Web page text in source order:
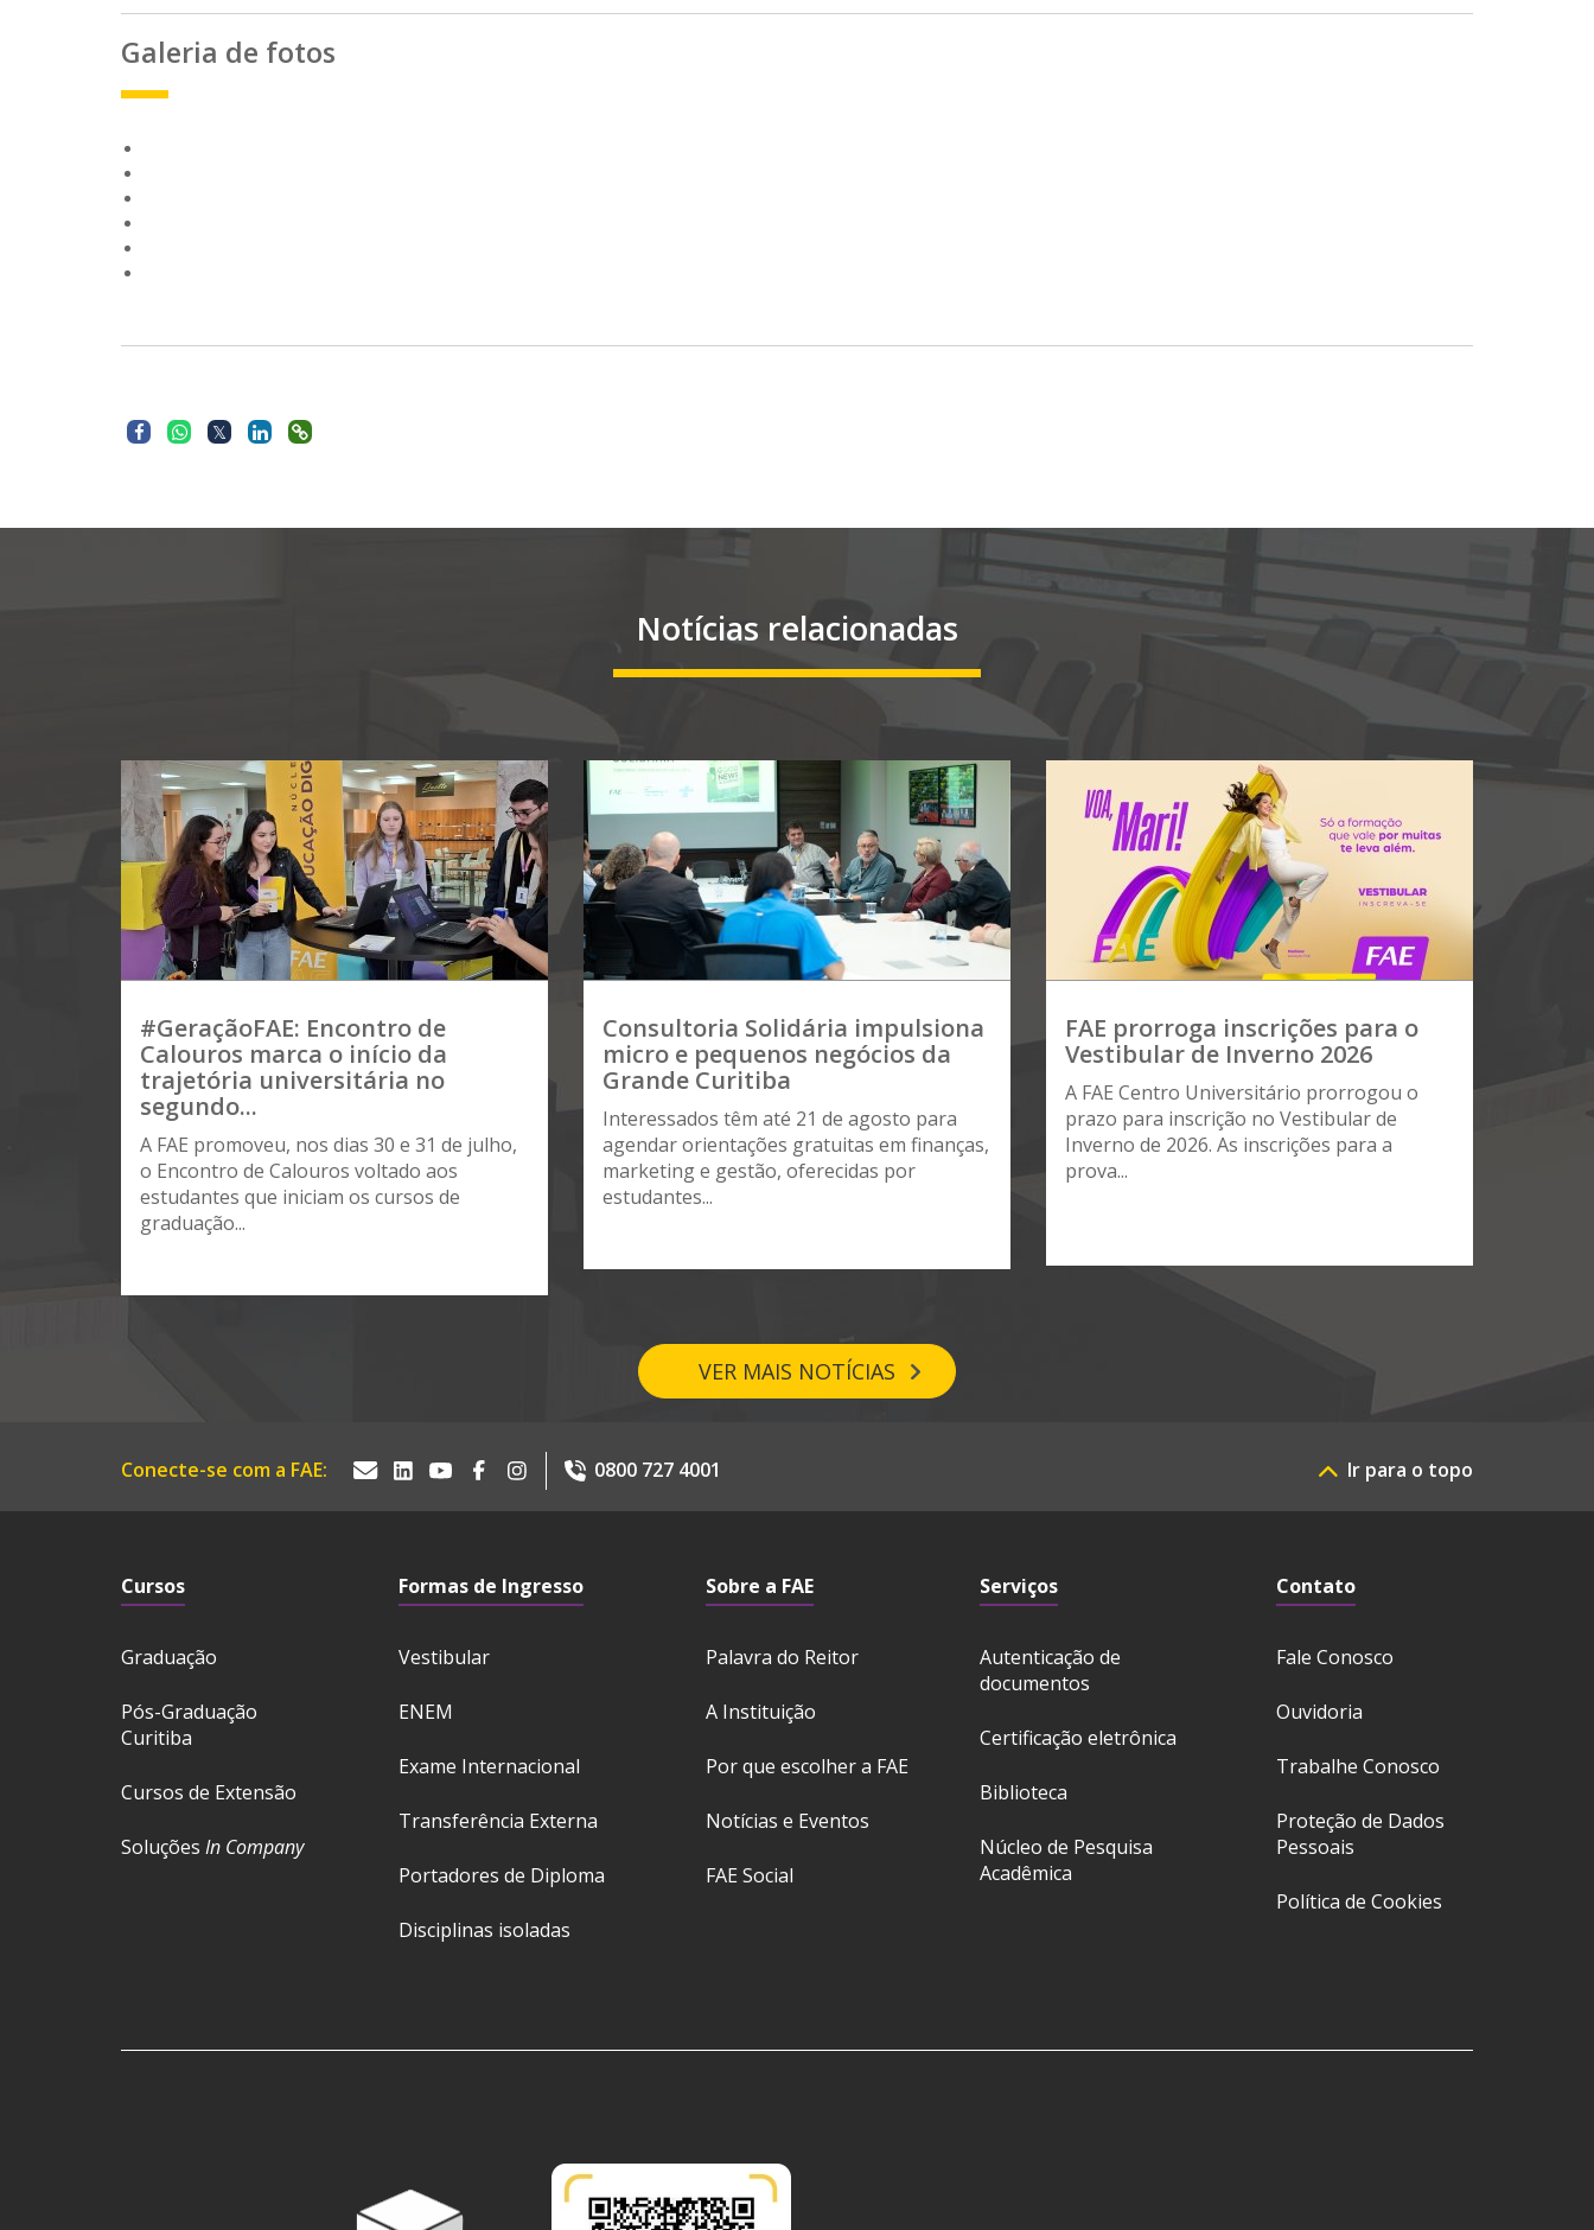
Galeria de fotos
Notícias relacionadas
#GeraçãoFAE: Encontro de
Calouros marca o início da
trajetória universitária no
segundo...
A FAE promoveu, nos dias 30 e 31 de julho,
o Encontro de Calouros voltado aos
estudantes que iniciam os cursos de
graduação...
Consultoria Solidária impulsiona
micro e pequenos negócios da
Grande Curitiba
Interessados têm até 21 de agosto para
agendar orientações gratuitas em finanças,
marketing e gestão, oferecidas por
estudantes...
FAE prorroga inscrições para o
Vestibular de Inverno 2026
A FAE Centro Universitário prorrogou o
prazo para inscrição no Vestibular de
Inverno de 2026. As inscrições para a
prova...
VER MAIS NOTÍCIAS
Conecte-se com a FAE: 0800 727 4001 Ir para o topo
Cursos
Graduação
Pós-Graduação
Curitiba
Cursos de Extensão
Soluções In Company
Formas de Ingresso
Vestibular
ENEM
Exame Internacional
Transferência Externa
Portadores de Diploma
Disciplinas isoladas
Sobre a FAE
Palavra do Reitor
A Instituição
Por que escolher a FAE
Notícias e Eventos
FAE Social
Serviços
Autenticação de
documentos
Certificação eletrônica
Biblioteca
Núcleo de Pesquisa
Acadêmica
Contato
Fale Conosco
Ouvidoria
Trabalhe Conosco
Proteção de Dados
Pessoais
Política de Cookies